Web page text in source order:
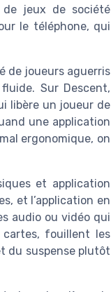
jeux de société
le téléphone, qui
de joueurs aguerris
Sur Descent,
libère un joueur de
une application
ergonomique, on
et application
et l’application en
audio ou vidéo qui
cartes, fouillent les
du suspense plutôt